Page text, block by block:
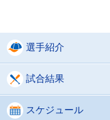
選手紹介
試合結果
スケジュール